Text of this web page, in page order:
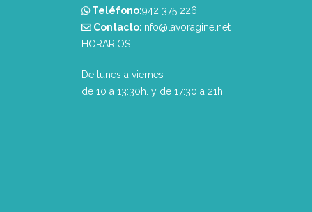
Teléfono:‭942 375 226‬
Contacto:info@lavoragine.net
HORARIOS
De lunes a viernes
de 10 a 13:30h. y de 17:30 a 21h.